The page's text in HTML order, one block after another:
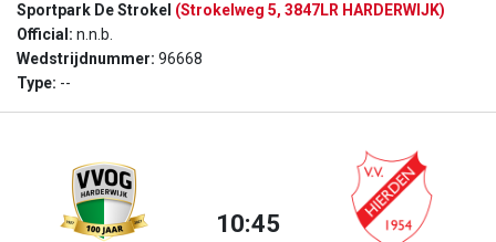
Sportpark De Strokel (Strokelweg 5, 3847LR HARDERWIJK)
Official: n.n.b.
Wedstrijdnummer: 96668
Type: --
10:45